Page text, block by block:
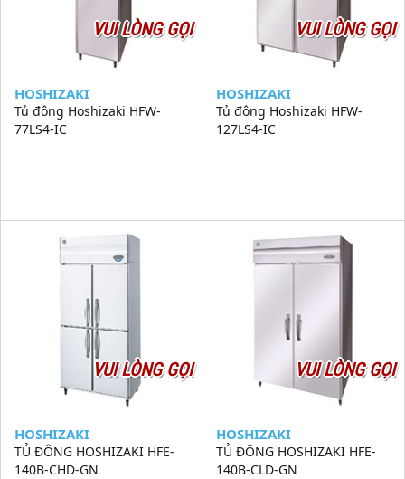
VUI LÒNG GỌI
HOSHIZAKI
Tủ đông Hoshizaki HFW-
77LS4-IC
VUI LÒNG GỌI
HOSHIZAKI
Tủ đông Hoshizaki HFW-
127LS4-IC
VUI LÒNG GỌI
HOSHIZAKI
TỦ ĐÔNG HOSHIZAKI HFE-
140B-CHD-GN
VUI LÒNG GỌI
HOSHIZAKI
TỦ ĐÔNG HOSHIZAKI HFE-
140B-CLD-GN